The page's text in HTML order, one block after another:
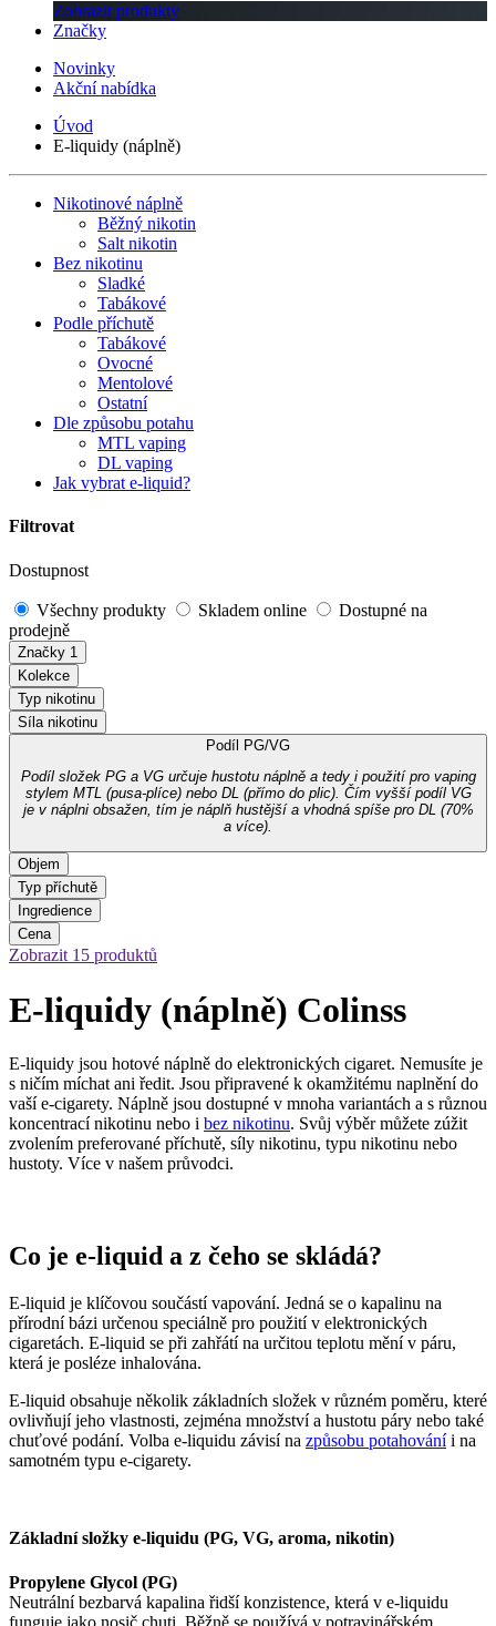
Zobrazit produkty
Značky
Novinky
Akční nabídka
Úvod
E-liquidy (náplně)
Nikotinové náplně
Běžný nikotin
Salt nikotin
Bez nikotinu
Sladké
Tabákové
Podle příchutě
Tabákové
Ovocné
Mentolové
Ostatní
Dle způsobu potahu
MTL vaping
DL vaping
Jak vybrat e-liquid?
Filtrovat
Dostupnost
Všechny produkty Skladem online
Dostupné na
prodejně
Značky 1
Kolekce
Typ nikotinu
Síla nikotinu
Podíl PG/VG
Podíl složek PG a VG určuje hustotu náplně a tedy i použití pro vaping
stylem MTL (pusa-plíce) nebo DL (přímo do plic). Čím vyšší podíl VG
je v náplni obsažen, tím je náplň hustější a vhodná spíše pro DL (70%
a více).
Objem
Typ příchutě
Ingredience
Cena
Zobrazit 15 produktů
E-liquidy (náplně) Colinss
E-liquidy jsou hotové náplně do elektronických cigaret. Nemusíte je
s ničím míchat ani ředit. Jsou připravené k okamžitému naplnění do
vaší e-cigarety. Náplně jsou dostupné v mnoha variantách a s různou
koncentrací nikotinu nebo i bez nikotinu. Svůj výběr můžete zúžit
zvolením preferované příchutě, síly nikotinu, typu nikotinu nebo
hustoty. Více v našem průvodci.
Co je e-liquid a z čeho se skládá?
E-liquid je klíčovou součástí vapování. Jedná se o kapalinu na
přírodní bázi určenou speciálně pro použití v elektronických
cigaretách. E-liquid se při zahřátí na určitou teplotu mění v páru,
která je posléze inhalována.
E-liquid obsahuje několik základních složek v různém poměru, které
ovlivňují jeho vlastnosti, zejména množství a hustotu páry nebo také
chuťové podání. Volba e-liquidu závisí na způsobu potahováníi na
samotném typu e-cigarety.
Základní složky e-liquidu (PG, VG, aroma, nikotin)
Propylene Glycol (PG)
Neutrální bezbarvá kapalina řidší konzistence, která v e-liquidu
funguje jako nosič chuti. Běžně se používá v potravinářském